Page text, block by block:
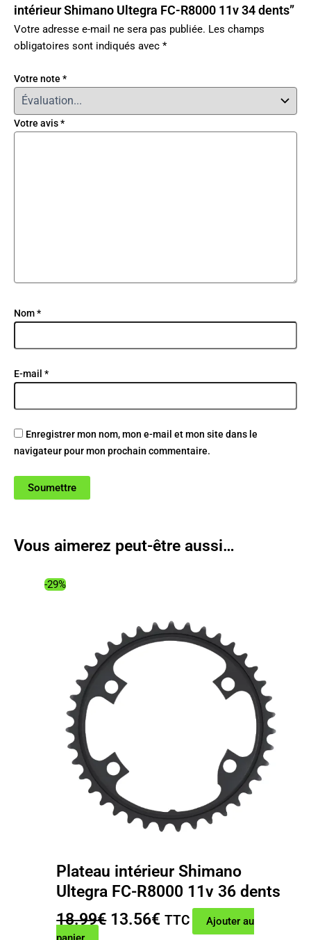
intérieur Shimano Ultegra FC-R8000 11v 34 dents”
Votre adresse e-mail ne sera pas publiée. Les champs
obligatoires sont indiqués avec *
Votre note *
Votre avis*
Nom*
E-mail *
Enregistrer mon nom, mon e-mail et mon site dans le
navigateur pour mon prochain commentaire.
Vous aimerez peut-être aussi…
-29%
Plateau intérieur Shimano
Ultegra FC-R8000 11v 36 dents
18.99€ Le
13.56€ Le
TTC
Ajouter au